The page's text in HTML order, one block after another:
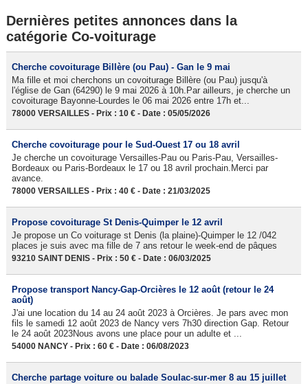
Dernières petites annonces dans la
catégorie Co-voiturage
Cherche covoiturage Billère (ou Pau) - Gan le 9 mai
Ma fille et moi cherchons un covoiturage Billère (ou Pau) jusqu'à
l'église de Gan (64290) le 9 mai 2026 à 10h.Par ailleurs, je cherche un
covoiturage Bayonne-Lourdes le 06 mai 2026 entre 17h et...
78000 VERSAILLES - Prix : 10 € - Date : 05/05/2026
Cherche covoiturage pour le Sud-Ouest 17 ou 18 avril
Je cherche un covoiturage Versailles-Pau ou Paris-Pau, Versailles-
Bordeaux ou Paris-Bordeaux le 17 ou 18 avril prochain.Merci par
avance.
78000 VERSAILLES - Prix : 40 € - Date : 21/03/2025
Propose covoiturage St Denis-Quimper le 12 avril
Je propose un Co voiturage st Denis (la plaine)-Quimper le 12 /042
places je suis avec ma fille de 7 ans retour le week-end de pâques
93210 SAINT DENIS - Prix : 50 € - Date : 06/03/2025
Propose transport Nancy-Gap-Orcières le 12 août (retour le 24
août)
J'ai une location du 14 au 24 août 2023 à Orcières. Je pars avec mon
fils le samedi 12 août 2023 de Nancy vers 7h30 direction Gap. Retour
le 24 août 2023Nous avons une place pour un adulte et ...
54000 NANCY - Prix : 60 € - Date : 06/08/2023
Cherche partage voiture ou balade Soulac-sur-mer 8 au 15 juillet